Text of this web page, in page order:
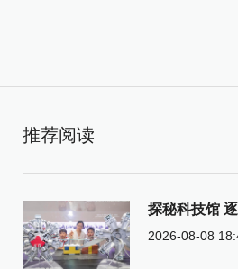
推荐阅读
探秘科技馆
2026-08-08